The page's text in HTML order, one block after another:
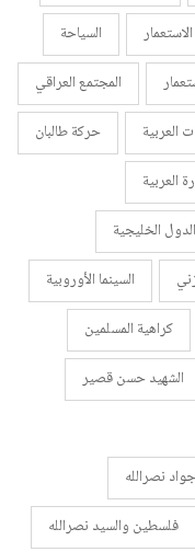
السياحة
المجتمع العراقي
العربية
حركة طالبان
العربية
الدول الخليجية
السينما الأوروبية
كراهية المسلمين
الشهيد حسن قصير
نصرالله
فلسطين والسيد نصرالله